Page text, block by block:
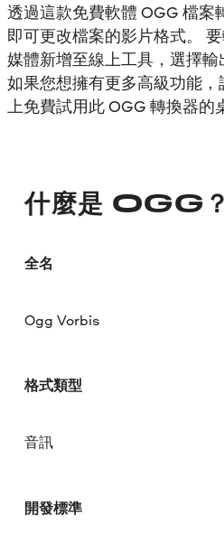
透過這款免費軟體 OGG 檔案
即可更改檔案的影片格式。
媒體新增至線上工具，選擇輸
如果您想擁有更多高級功能
上免費試用此 OGG 轉換器的
什麼是 OGG？
全名
Ogg Vorbis
格式類型
音訊
開發標準